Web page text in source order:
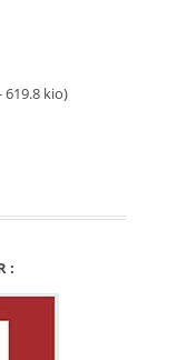
619.8 kio)
: